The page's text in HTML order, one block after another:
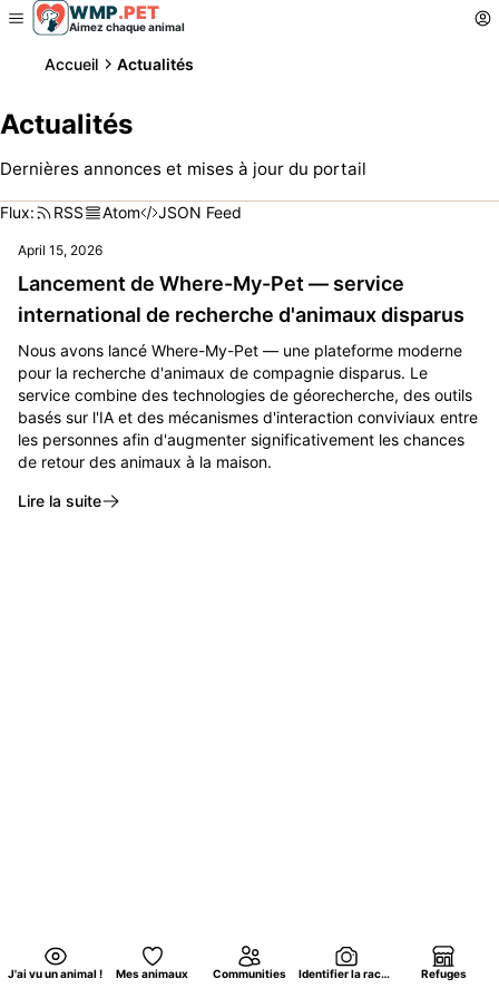
WMP.PET
Aimez chaque animal
Accueil Actualités
Flux: RSS Atom JSON Feed
April 15, 2026
Lancement de Where-My-Pet — service
international de recherche d'animaux disparus
Nous avons lancé Where-My-Pet — une plateforme moderne
pour la recherche d'animaux de compagnie disparus. Le
service combine des technologies de géorecherche, des outils
basés sur l'IA et des mécanismes d'interaction conviviaux entre
les personnes afin d'augmenter significativement les chances
de retour des animaux à la maison.
Lire la suite
Actualités
Dernières annonces et mises à jour du portail
J'ai vu un animal ! Mes animaux Communities Identifier la race d'un chat par photo Refuges